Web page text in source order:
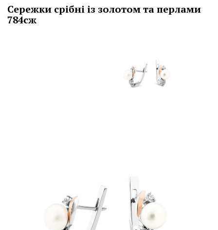
Сережки срібні із золотом та перлами
784сж